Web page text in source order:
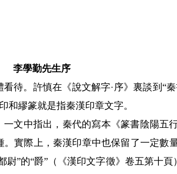
李學勤先生序
待。許慎在《說文解字·序》裏談到“
和繆篆就是指秦漢印章文字。
文中指出，秦代的寫本《篆書陰陽五
實際上，秦漢印章中也保留了一定數
”的“爵”（《漢印文字徵》卷五第十頁